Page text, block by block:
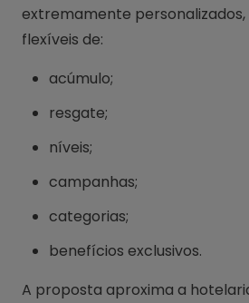
extremamente
flexíveis de:
acúmulo;
resgate;
níveis;
campanhas;
categorias;
benefícios exclusivos.
A proposta aproxima a